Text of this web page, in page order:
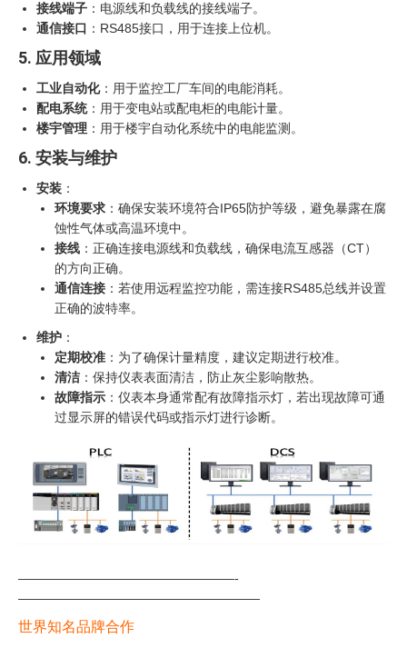
接线端子 ：电源线和负载线的接线端子。
通信接口 ：RS485接口，用于连接上位机。
5. 应用领域
工业自动化：用于监控工厂车间的电能消耗。
配电系统：用于变电站或配电柜的电能计量。
楼宇管理 ：用于楼宇自动化系统中的电能监测。
6. 安装与维护
安装 ：
环境要求 ：确保安装环境符合IP65防护等级，避免暴露在腐
蚀性气体或高温环境中。
接线 ：正确连接电源线和负载线，确保电流互感器（CT）
的方向正确。
通信连接 ：若使用远程监控功能，需连接RS485总线并设置
正确的波特率。
维护 ：
定期校准 ：为了确保计量精度，建议定期进行校准。
清洁 ：保持仪表表面清洁，防止灰尘影响散热。
故障指示 ：仪表本身通常配有故障指示灯，若出现故障可通
过显示屏的错误代码或指示灯进行诊断。
—————————————————-
———————————————————
世界知名品牌合作